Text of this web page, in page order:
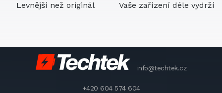
Levnější než originál Vaše zařízení déle vydrží
info@techtek.cz
+420 604 574 604